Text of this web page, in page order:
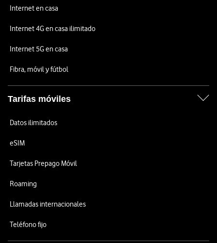
Internet en casa
Internet 4G en casa ilimitado
Internet 5G en casa
Fibra, móvil y fútbol
Tarifas móviles
Datos ilimitados
eSIM
Tarjetas Prepago Móvil
Roaming
Llamadas internacionales
Teléfono fijo